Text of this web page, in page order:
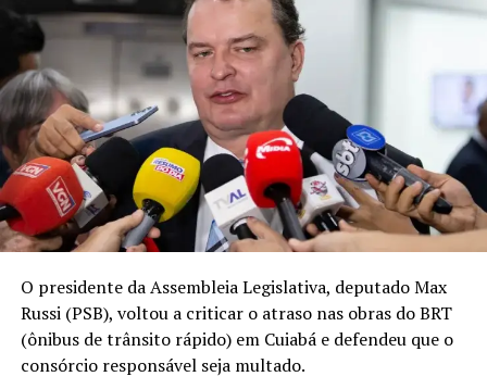
O presidente da Assembleia Legislativa, deputado Max
Russi (PSB), voltou a criticar o atraso nas obras do BRT
(ônibus de trânsito rápido) em Cuiabá e defendeu que o
consórcio responsável seja multado.